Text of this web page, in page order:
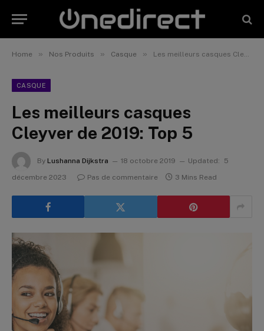
Home » Nos Produits » Casque » Les meilleurs casques Cleyver de 2019: Top 5
CASQUE
Les meilleurs casques
Cleyver de 2019: Top 5
By Lushanna Dijkstra 18 octobre 2019 Updated:
5
décembre 2023
Pas de commentaire 3 Mins Read